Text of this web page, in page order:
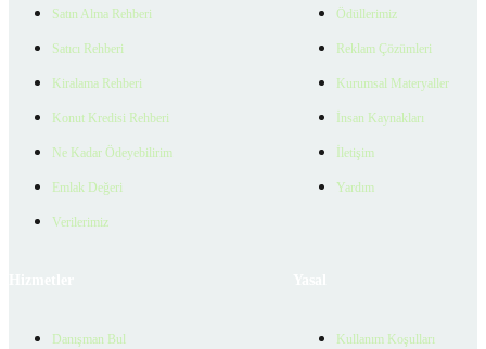
Satın Alma Rehberi
Satıcı Rehberi
Kiralama Rehberi
Konut Kredisi Rehberi
Ne Kadar Ödeyebilirim
Emlak Değeri
Verilerimiz
Ödüllerimiz
Reklam Çözümleri
Kurumsal Materyaller
İnsan Kaynakları
İletişim
Yardım
Danışman Bul Kullanım Koşulları